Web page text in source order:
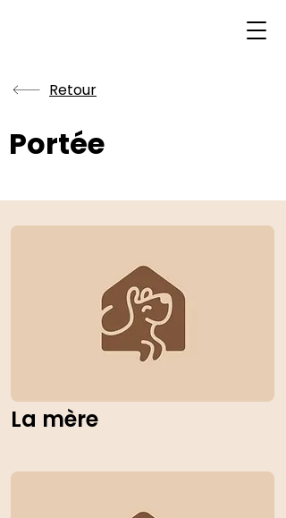
Retour
Portée
La mère